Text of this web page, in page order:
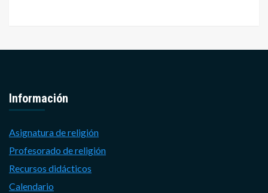
Información
Asignatura de religión
Profesorado de religión
Recursos didácticos
Calendario